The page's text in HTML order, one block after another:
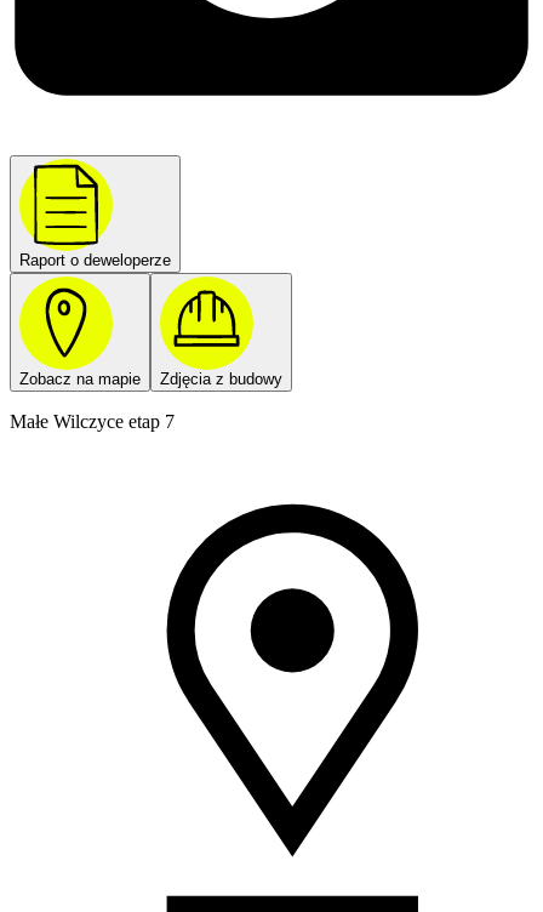
Raport o deweloperze
Zobacz na mapie Zdjęcia z budowy
Małe Wilczyce etap 7